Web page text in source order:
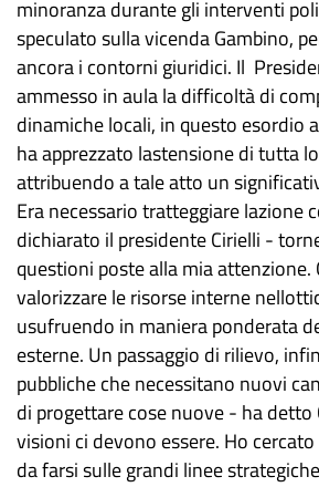
minoranza durante gli interventi
speculato sulla vicenda Gambino,
ancora i contorni giuridici. Il
ammesso in aula la difficoltà di
dinamiche locali, in questo esordio
ha apprezzato lastensione di tutta
attribuendo a tale atto un
Era necessario tratteggiare lazione
dichiarato il presidente Cirielli -
questioni poste alla mia attenzione.
valorizzare le risorse interne
usufruendo in maniera ponderata
esterne. Un passaggio di rilievo,
pubbliche che necessitano nuovi
di progettare cose nuove - ha detto
visioni ci devono essere. Ho
da farsi sulle grandi linee